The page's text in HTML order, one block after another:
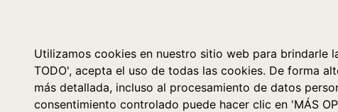
Utilizamos cookies en nuestro sitio web para brindarle
TODO', acepta el uso de todas las cookies. De forma
más detallada, incluso al procesamiento de datos
consentimiento controlado puede hacer clic en 'MÁS